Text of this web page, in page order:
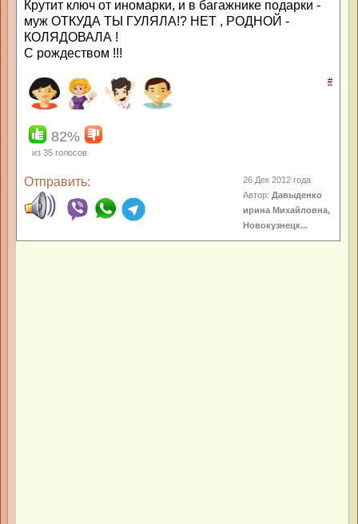
Крутит ключ от иномарки, и в багажнике подарки -
муж ОТКУДА ТЫ ГУЛЯЛА!? НЕТ , РОДНОЙ -
КОЛЯДОВАЛА !
С рождеством !!!
#
82%
из 35 голосов
Отправить:
26 Дек 2012 года
Автор:Давыденко
ирина Михайловна,
Новокузнецк...